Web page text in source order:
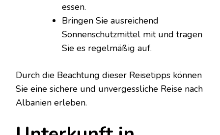
essen.
Bringen Sie ausreichend
Sonnenschutzmittel mit und tragen
Sie es regelmäßig auf.
Durch die Beachtung dieser Reisetipps können
Sie eine sichere und unvergessliche Reise nach
Albanien erleben.